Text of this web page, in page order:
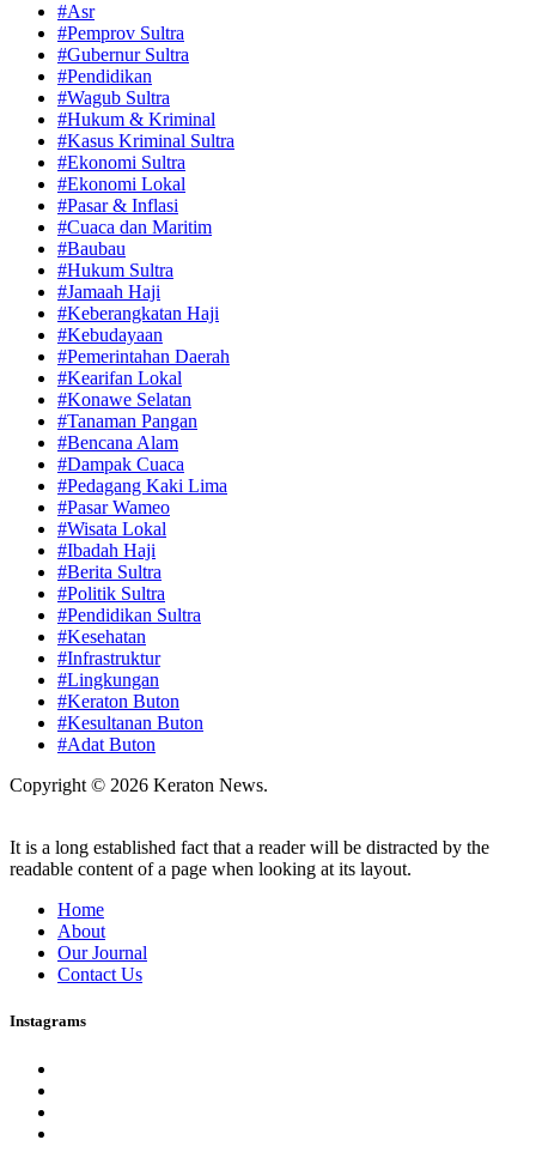
#Asr
#Pemprov Sultra
#Gubernur Sultra
#Pendidikan
#Wagub Sultra
#Hukum & Kriminal
#Kasus Kriminal Sultra
#Ekonomi Sultra
#Ekonomi Lokal
#Pasar & Inflasi
#Cuaca dan Maritim
#Baubau
#Hukum Sultra
#Jamaah Haji
#Keberangkatan Haji
#Kebudayaan
#Pemerintahan Daerah
#Kearifan Lokal
#Konawe Selatan
#Tanaman Pangan
#Bencana Alam
#Dampak Cuaca
#Pedagang Kaki Lima
#Pasar Wameo
#Wisata Lokal
#Ibadah Haji
#Berita Sultra
#Politik Sultra
#Pendidikan Sultra
#Kesehatan
#Infrastruktur
#Lingkungan
#Keraton Buton
#Kesultanan Buton
#Adat Buton
Copyright © 2026 Keraton News.
It is a long established fact that a reader will be distracted by the
readable content of a page when looking at its layout.
Home
About
Our Journal
Contact Us
Instagrams